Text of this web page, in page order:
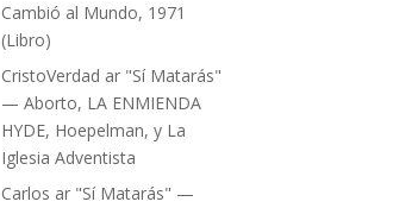
Cambió al Mundo, 1971
(Libro)
CristoVerdad ar "Sí Matarás"
— Aborto, LA ENMIENDA
HYDE, Hoepelman, y La
Iglesia Adventista
Carlos ar "Sí Matarás" —